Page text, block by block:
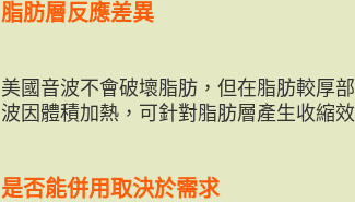
脂肪層反應差異
美國音波不會破壞脂肪，但在脂肪較厚
波因體積加熱，可針對脂肪層產生收縮
是否能併用取決於需求